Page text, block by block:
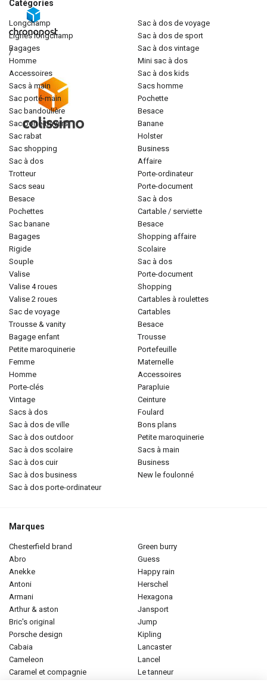
/
Catégories
longchamp
lignes longchamp
bagages
homme
accessoires
sacs à main
sac porté-main
sac bandoulière
sac porté-travers
sac rabat
sac shopping
sac à dos
trotteur
sacs seau
besace
pochettes
sac banane
bagages
rigide
souple
valise
valise 4 roues
valise 2 roues
sac de voyage
trousse & vanity
bagage enfant
petite maroquinerie
femme
homme
porte-clés
vintage
sacs à dos
sac à dos de ville
sac à dos outdoor
sac à dos scolaire
sac à dos cuir
sac à dos business
sac à dos porte-ordinateur
sac à dos de voyage
sac à dos de sport
sac à dos vintage
mini sac à dos
sac à dos kids
sacs homme
pochette
besace
banane
holster
business
affaire
porte-ordinateur
porte-document
sac à dos
cartable / serviette
besace
shopping affaire
scolaire
sac à dos
porte-document
shopping
cartables à roulettes
cartables
besace
trousse
portefeuille
maternelle
accessoires
parapluie
ceinture
foulard
bons plans
petite maroquinerie
sacs à main
business
new le foulonné
Marques
chesterfield brand
abro
anekke
antoni
armani
arthur & aston
bric's original
porsche design
cabaia
cameleon
caramel et compagnie
green burry
guess
happy rain
herschel
hexagona
jansport
jump
kipling
lancaster
lancel
le tanneur